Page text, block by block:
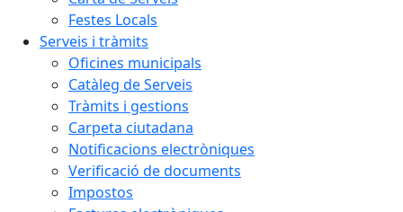
Festes Locals
Serveis i tràmits
Oficines municipals
Catàleg de Serveis
Tràmits i gestions
Carpeta ciutadana
Notificacions electròniques
Verificació de documents
Impostos